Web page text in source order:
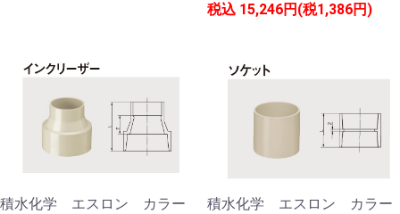
税込 15,246円(税1,386円)
積水化学 エスロン カラー
積水化学 エスロン カラー